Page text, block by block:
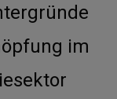
im